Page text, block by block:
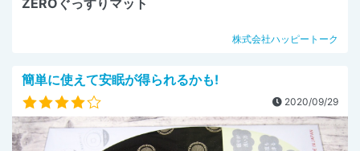
ZEROぐっすりマット
株式会社ハッピートーク
簡単に使えて安眠が得られるかも!
2020/09/29